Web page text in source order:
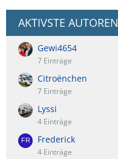
AKTIVSTE AUTOREN
Gewi4654
7 Einträge
Citroënchen
7 Einträge
Lyssi
4 Einträge
Frederick
4 Einträge